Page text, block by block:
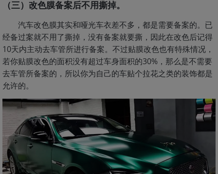
（三）改色膜备案后不用撕掉。
汽车改色膜其实和哑光车衣差不多，都是需要备案的。已
经备过案就不用了撕掉，没有备案就要撕，因此在改色后记得
10天内主动去车管所进行备案。不过贴膜改色也有特殊情况，
若你贴膜改色的面积没有超过车身面积的30%，那么是不需要
去车管所备案的，所以你为自己的车贴个拉花之类的装饰都是
允许的。